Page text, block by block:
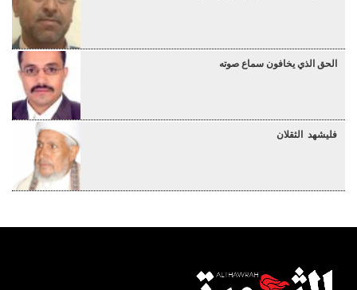
الحق الذي يخافون سماع صوته
فليشهد الثقلان